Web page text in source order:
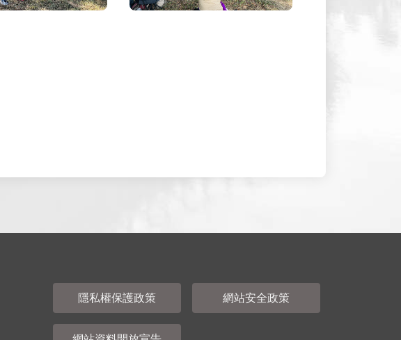
頁
隱私權保護政策 網站安全政策